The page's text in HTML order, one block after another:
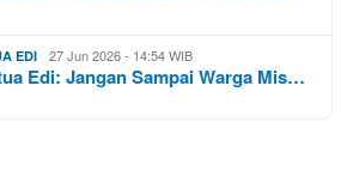
EDI 27 Jun 2026 - 14:54 WIB
Edi: Jangan Sampai Warga Mis…